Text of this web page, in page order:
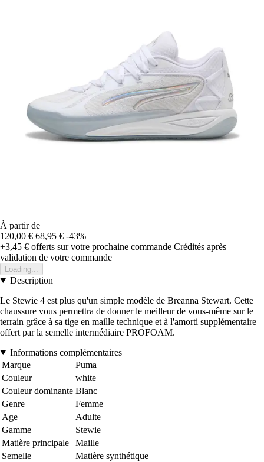
À partir de
120,00 € 68,95 € -43%
+3,45 € offerts sur votre prochaine commande Crédités après
validation de votre commande
Loading...
Description
Le Stewie 4 est plus qu'un simple modèle de Breanna Stewart. Cette
chaussure vous permettra de donner le meilleur de vous-même sur le
terrain grâce à sa tige en maille technique et à l'amorti supplémentaire
offert par la semelle intermédiaire PROFOAM.
Informations complémentaires
Marque
Puma
Couleur
white
Couleur dominante Blanc
Genre
Femme
Age
Adulte
Gamme
Stewie
Matière principale
Maille
Semelle
Matière synthétique